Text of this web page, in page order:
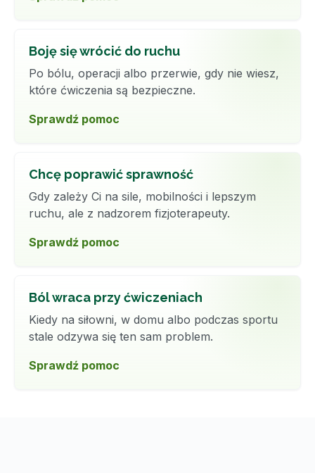
Boję się wrócić do ruchu
Po bólu, operacji albo przerwie, gdy nie wiesz,
które ćwiczenia są bezpieczne.
Sprawdź pomoc
Chcę poprawić sprawność
Gdy zależy Ci na sile, mobilności i lepszym
ruchu, ale z nadzorem fizjoterapeuty.
Sprawdź pomoc
Ból wraca przy ćwiczeniach
Kiedy na siłowni, w domu albo podczas sportu
stale odzywa się ten sam problem.
Sprawdź pomoc